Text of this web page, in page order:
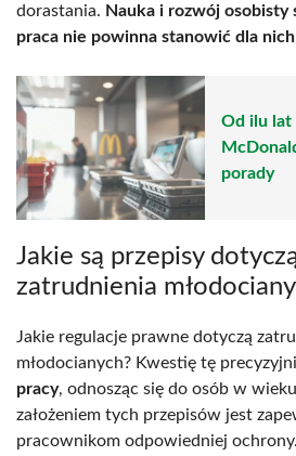
dorastania. Nauka i rozwój
praca nie powinna stanowić dla
Od ilu lat
porady
Jakie są przepisy
zatrudnienia
Jakie regulacje prawne dotyczą
młodocianych? Kwestię tę
pracy, odnosząc się do osób w wieku
założeniem tych przepisów jest
pracownikom odpowiedniej